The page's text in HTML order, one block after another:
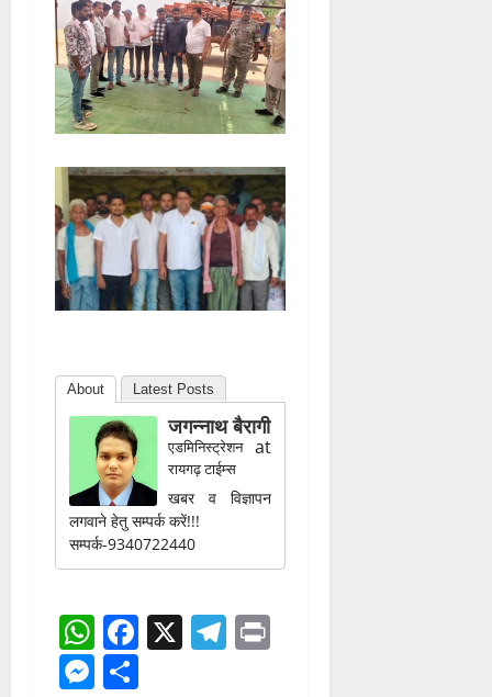
About Latest Posts
जगन्नाथ बैरागी
एडमिनिस्ट्रेशनat
रायगढ़ टाईम्स
खबर व विज्ञापन
लगवाने हेतु सम्पर्क करें!!!
सम्पर्क-9340722440
WhatsApp
Facebook
X Telegram
Messenger